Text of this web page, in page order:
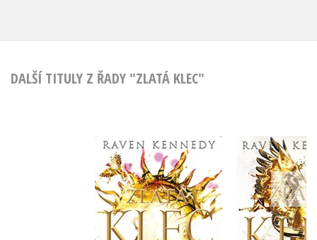
DALŠÍ TITULY Z ŘADY "ZLATÁ KLEC"
Zlatý kanárek
Raven Kennedy Raven